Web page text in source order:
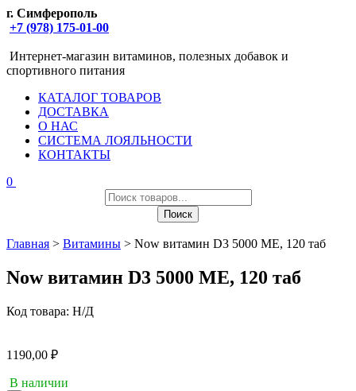
г. Симферополь
+7 (978) 175-01-00
Интернет-магазин витаминов, полезных добавок и
спортивного питания
КАТАЛОГ ТОВАРОВ
ДОСТАВКА
О НАС
СИСТЕМА ЛОЯЛЬНОСТИ
КОНТАКТЫ
0
Поиск
товаров
Поиск
Главная > Витамины > Now витамин D3 5000 МЕ, 120 таб
Now витамин D3 5000 МЕ, 120 таб
Код товара: Н/Д
1190,00 ₽
В наличии